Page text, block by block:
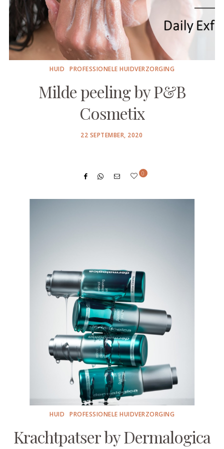
HUID PROFESSIONELE HUIDVERZORGING
Milde peeling by P&B
Cosmetix
POSTED
22 SEPTEMBER, 2020
0
HUID PROFESSIONELE HUIDVERZORGING
Krachtpatser by Dermalogica